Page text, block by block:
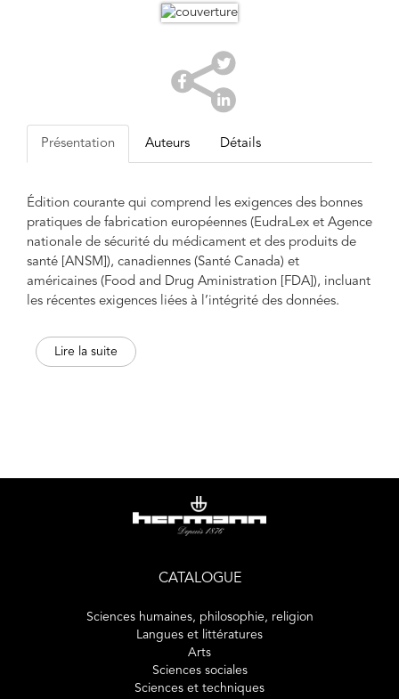
Présentation Auteurs Détails
Édition courante qui comprend les exigences des bonnes
pratiques de fabrication européennes (EudraLex et Agence
nationale de sécurité du médicament et des produits de
santé [ANSM]), canadiennes (Santé Canada) et
américaines (Food and Drug Aministration [FDA]), incluant
les récentes exigences liées à l’intégrité des données.
éléments essentiels à la production de médicaments de
qualité. Ainsi, ce volume présente les connaissances de
base et les principes fondamentaux de l’application des
bonnes pratiques de fabrication durant la production
se familiariser avec les concepts afin de mieux interpréter
les défis et les obstacles tant sur le plan de la conformité
que sur celui de l’efficacité dans leur application. Des
illustrations, des exemples et des exercices accompagnent
le contenu de chaque chapitre.
Lire la suite
CATALOGUE
Sciences humaines, philosophie, religion
Langues et littératures
Arts
Sciences sociales
Sciences et techniques